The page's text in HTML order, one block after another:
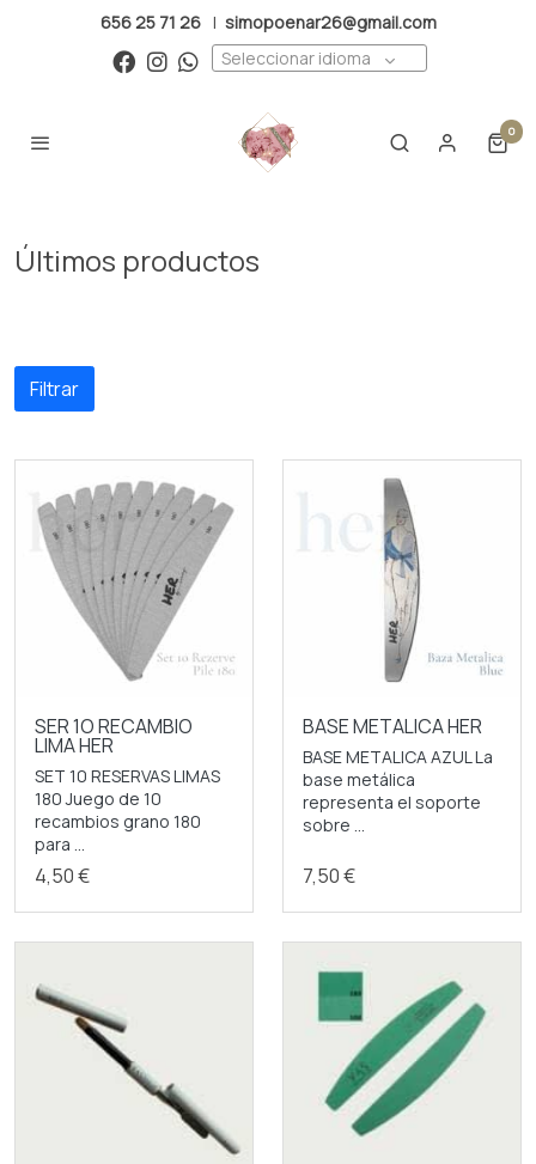
656 25 71 26 | simopoenar26@gmail.com
Seleccionar idioma
0
Últimos productos
Filtrar
SER 1O RECAMBIO
LIMA HER
SET 10 RESERVAS LIMAS
180 Juego de 10
recambios grano 180
para ...
4,50 €
BASE METALICA HER
BASE METALICA AZUL La
base metálica
representa el soporte
sobre ...
7,50 €